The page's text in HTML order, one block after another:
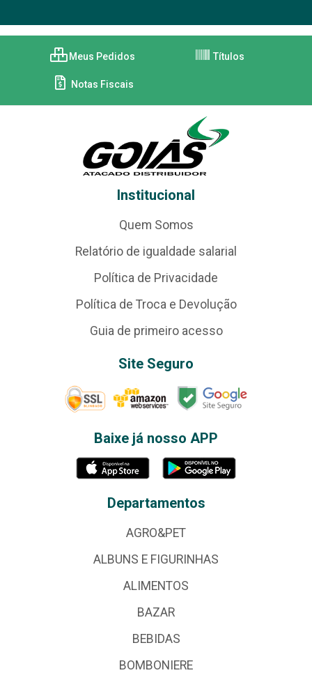
Meus Pedidos Títulos
Notas Fiscais
Institucional
Quem Somos
Relatório de igualdade salarial
Política de Privacidade
Política de Troca e Devolução
Guia de primeiro acesso
Site Seguro
Baixe já nosso APP
Departamentos
AGRO&PET
ALBUNS E FIGURINHAS
ALIMENTOS
BAZAR
BEBIDAS
BOMBONIERE